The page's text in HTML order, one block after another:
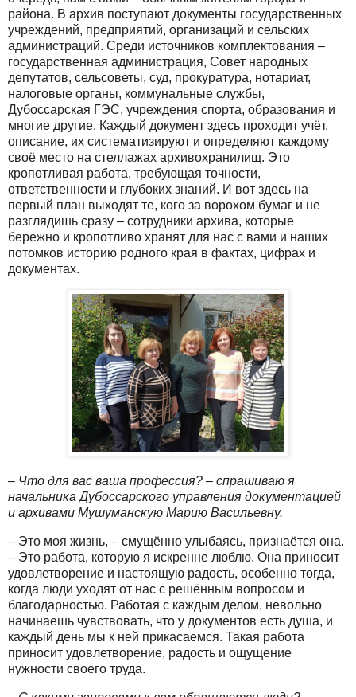
района. В архив поступают документы государственных
учреждений, предприятий, организаций и сельских
администраций. Среди источников комплектования –
государственная администрация, Совет народных
депутатов, сельсоветы, суд, прокуратура, нотариат,
налоговые органы, коммунальные службы,
Дубоссарская ГЭС, учреждения спорта, образования и
многие другие. Каждый документ здесь проходит учёт,
описание, их систематизируют и определяют каждому
своё место на стеллажах архивохранилищ. Это
кропотливая работа, требующая точности,
ответственности и глубоких знаний. И вот здесь на
первый план выходят те, кого за ворохом бумаг и не
разглядишь сразу – сотрудники архива, которые
бережно и кропотливо хранят для нас с вами и наших
потомков историю родного края в фактах, цифрах и
документах.
– Что для вас ваша профессия? – спрашиваю я
начальника Дубоссарского управления документацией
и архивами Мушуманскую Марию Васильевну.
– Это моя жизнь, – смущённо улыбаясь, признаётся она.
– Это работа, которую я искренне люблю. Она приносит
удовлетворение и настоящую радость, особенно тогда,
когда люди уходят от нас с решённым вопросом и
благодарностью. Работая с каждым делом, невольно
начинаешь чувствовать, что у документов есть душа, и
каждый день мы к ней прикасаемся. Такая работа
приносит удовлетворение, радость и ощущение
нужности своего труда.